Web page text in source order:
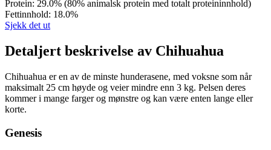
Protein: 29.0% (80% animalsk protein med totalt proteininnhold)
Fettinnhold: 18.0%
Sjekk det ut
Detaljert beskrivelse av Chihuahua
Chihuahua er en av de minste hunderasene, med voksne som når
maksimalt 25 cm høyde og veier mindre enn 3 kg. Pelsen deres
kommer i mange farger og mønstre og kan være enten lange eller
korte.
Genesis